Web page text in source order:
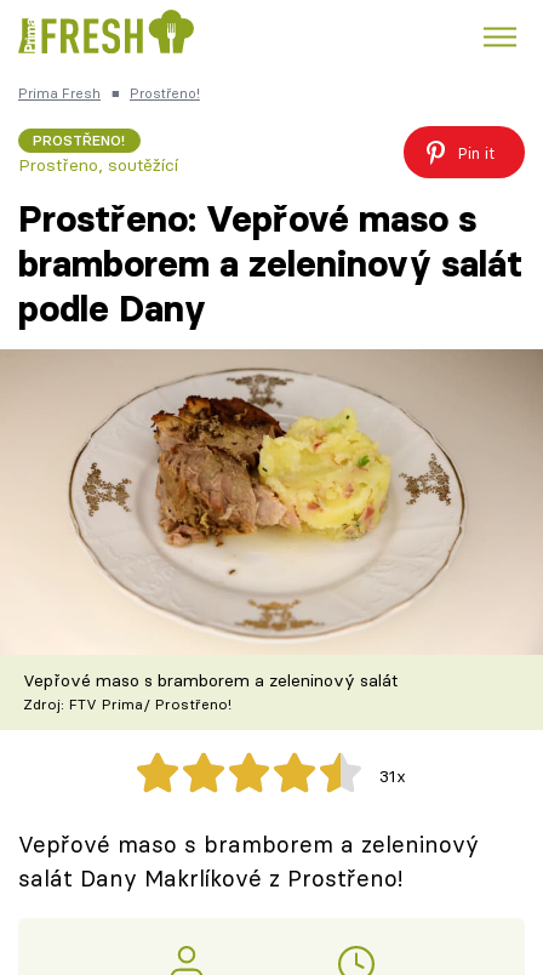
Česká kuchyně
Témata
Články
TV Program
Škola vaření
Recepty z TV
Speciál: Cuketa
Těhotnej kuchař
Přihlášení
Prima Fresh ■ Prostřeno!
PROSTŘENO!
Prostřeno, soutěžící
Pin it
Prostřeno: Vepřové maso s
bramborem a zeleninový salát
podle Dany
Vepřové maso s bramborem a zeleninový salát
Zdroj: FTV Prima/ Prostřeno!
31x
Vepřové maso s bramborem a zeleninový
salát Dany Makrlíkové z Prostřeno!